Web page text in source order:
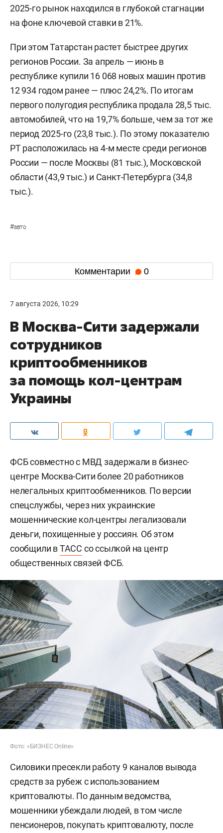
2025-го рынок находился в глубокой стагнации
на фоне ключевой ставки в 21%.
При этом Татарстан растет быстрее других
регионов России. За апрель — июнь в
республике купили 16 068 новых машин против
12 934 годом ранее — плюс 24,2%. По итогам
первого полугодия республика продала 28,5 тыс.
автомобилей, что на 19,7% больше, чем за тот же
период 2025-го (23,8 тыс.). По этому показателю
РТ расположилась на 4-м месте среди регионов
России — после Москвы (81 тыс.), Московской
области (43,9 тыс.) и Санкт-Петербурга (34,8
тыс.).
#авто
Комментарии 0
7 августа 2026, 10:29
В Москва-Сити задержали
сотрудников
криптообменников
за помощь кол-центрам
Украины
ФСБ совместно с МВД задержали в бизнес-
центре Москва-Сити более 20 работников
нелегальных криптообменников. По версии
спецслужбы, через них украинские
мошеннические кол-центры легализовали
деньги, похищенные у россиян. Об этом
сообщили вТАСС со ссылкой на центр
общественных связей ФСБ.
Фото: «БИЗНЕС Online»
Силовики пресекли работу 9 каналов вывода
средств за рубеж с использованием
криптовалюты. По данным ведомства,
мошенники убеждали людей, в том числе
пенсионеров, покупать криптовалюту, после